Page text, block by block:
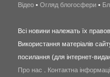
Відео • Огляд блогосфери •
Всі новини належать їх
Використання матеріалів
посилання (для інтернет-
Про нас
Контактна